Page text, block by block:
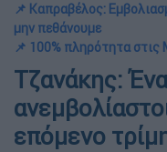
📌 Καπραβέλος:
μην πεθάνουμε
📌 100% πληρότητα
Τζανάκης:
επόμενο